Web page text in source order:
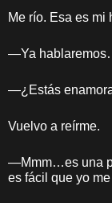
Me río. Esa es mi
—Ya
—¿Estás
Vuelvo a reírme.
—Mmm…es una
es fácil que yo